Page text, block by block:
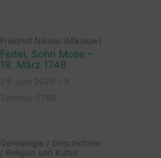
Friedhof Nikolai (Mikolow)
Feitel, Sohn Mose –
18. März 1748
Genealogie / Geschichten
/ Religion und Kultur